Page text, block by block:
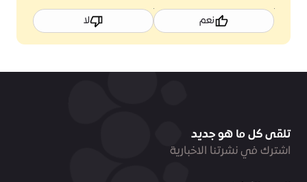
نعم لا
تلقى كل ما هو جديد
اشترك في نشرتنا الاخبارية